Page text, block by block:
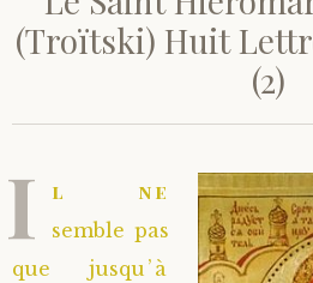
(Troïtski) Huit
(2)
I l ne
semble pas
que jusqu’à